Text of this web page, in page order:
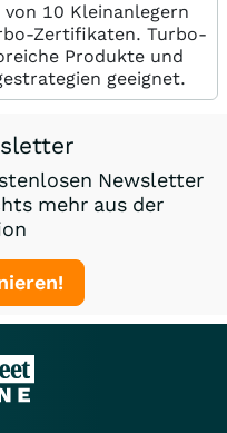
10 Kleinanlegern
Zertifikaten. Turbo-
Produkte und
geeignet.
Newsletter
mehr aus der